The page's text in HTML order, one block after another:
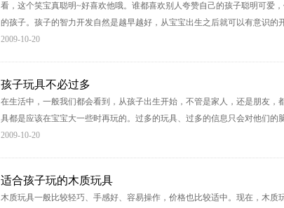
看，这个笑宝真聪明~好喜欢他哦。谁都喜欢别人夸赞自己的孩子聪明可爱
的孩子。孩子的智力开发自然是越早越好，从宝宝出生之后就可以有意识的
2009-10-20
孩子玩具不必过多
在生活中，一般我们都会看到，从孩子出生开始，不管是家人，还是朋友，
具都是应该在宝宝大一些时再玩的。过多的玩具、过多的信息只会对他们的
2009-10-20
适合孩子玩的木质玩具
木质玩具一般比较轻巧、手感好、容易操作，价格也比较适中。现在，木质